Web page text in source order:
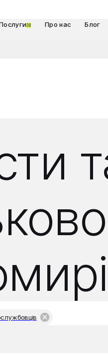
38 Про нас Блог